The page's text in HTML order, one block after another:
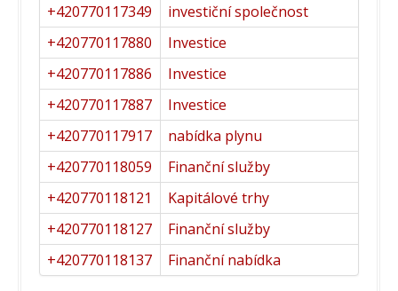
+420770117349
investiční společnost
+420770117880
Investice
+420770117886
Investice
+420770117887
Investice
+420770117917
nabídka plynu
+420770118059
Finanční služby
+420770118121
Kapitálové trhy
+420770118127
Finanční služby
+420770118137
Finanční nabídka